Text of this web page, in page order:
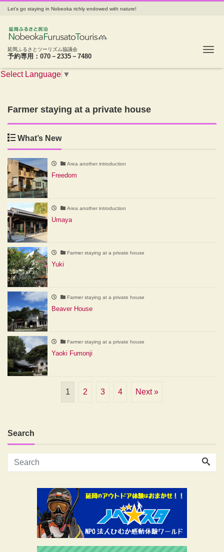
Let's go staying in Nobeoka richly endowed with nature!
延岡ふるさとツーリズム協議会
予約専用：070－2335－7480
Select Language ▼
Farmer staying at a private house
What’s New
Area another introduction
Freedom
Area another introduction
Umaya
Farmer staying at a private house
Yuki
Farmer staying at a private house
Beaver House
Farmer staying at a private house
Yaoki Fumonji
1 2 3 4 Next »
Search